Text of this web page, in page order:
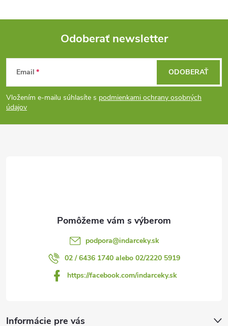
Z
á
p
Odoberať newsletter
Email
Vložením e-mailu súhlasíte s podmienkami ochrany osobných
údajov
ODOBERAŤ
podpora@indarceky.sk
02 / 6436 1740 alebo 02/2220 5919
https://facebook.com/indarceky.sk
Informácie pre vás